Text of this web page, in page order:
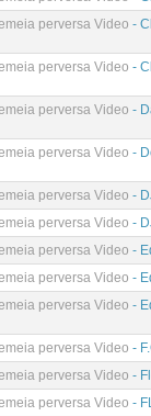
perversa Video -
perversa Video -
perversa Video -
perversa Video -
perversa Video -
perversa Video -
perversa Video -
perversa Video -
perversa Video -
perversa Video -
perversa Video -
perversa Video -